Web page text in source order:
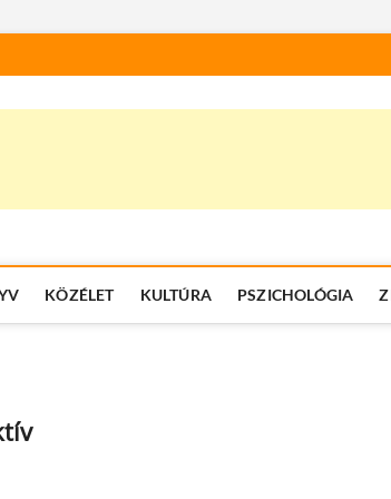
KÖZÉLET KULTÚRA PSZICHOLÓGIA